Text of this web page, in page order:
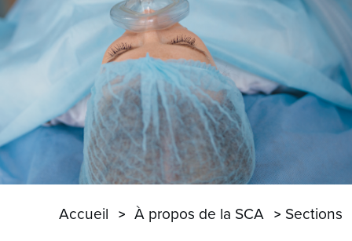
Accueil À propos de la SCA Sections